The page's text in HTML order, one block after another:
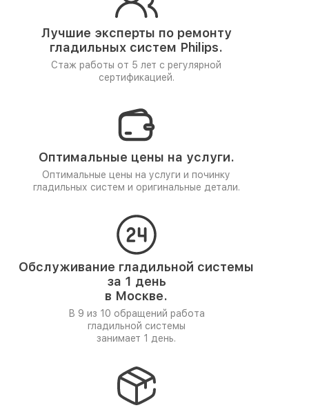
Лучшие эксперты по ремонту
гладильных систем Philips.
Стаж работы от 5 лет с регулярной
сертификацией.
Оптимальные цены на услуги.
Оптимальные цены на услуги и починку
гладильных систем и оригинальные детали.
Обслуживание гладильной системы
за 1 день
в Москве.
В 9 из 10 обращений работа
гладильной системы
занимает 1 день.